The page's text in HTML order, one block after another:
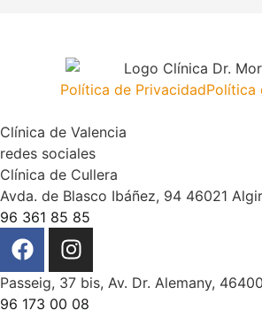
Política de PrivacidadPolítica
Clínica de Valencia
redes sociales
Clínica de Cullera
Avda. de Blasco Ibáñez, 94 46021
96 361 85 85
Passeig, 37 bis, Av. Dr. Alemany,
96 173 00 08